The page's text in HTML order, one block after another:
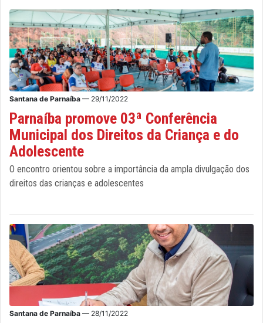
Santana de Parnaíba — 29/11/2022
Parnaíba promove 03ª Conferência
Municipal dos Direitos da Criança e do
Adolescente
O encontro orientou sobre a importância da ampla divulgação dos
direitos das crianças e adolescentes
Santana de Parnaíba — 28/11/2022